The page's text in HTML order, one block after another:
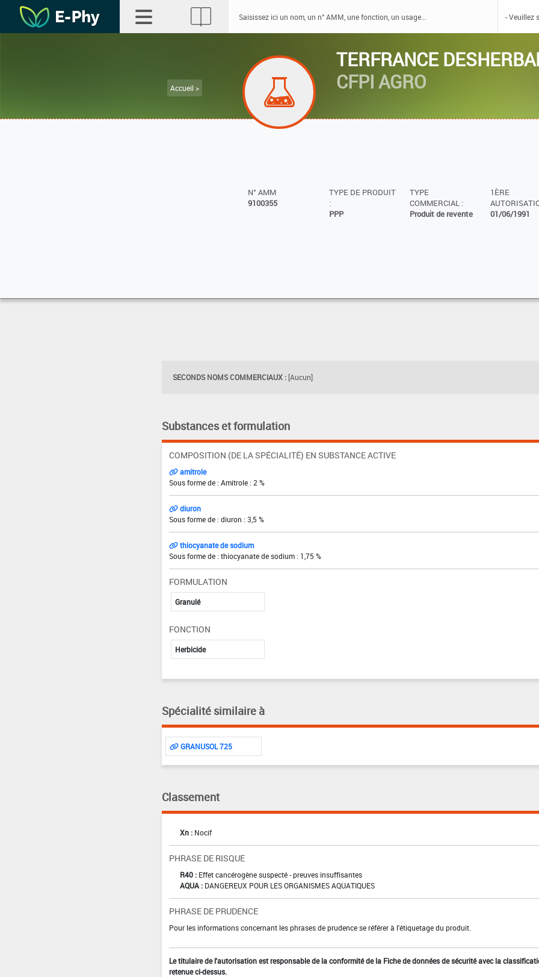
Accueil >
TERFRANCE
CFPI AGRO
N° AMM
9100355
TYPE DE PRODUIT
:
PPP
TYPE
COMMERCIAL :
Produit de revente
1ÈRE
01/06/1991
SECONDS NOMS COMMERCIAUX : [Aucun]
Substances et formulation
COMPOSITION (DE LA SPÉCIALITÉ) EN SUBSTANCE ACTIVE
amitrole
Sous forme de : Amitrole : 2 %
diuron
Sous forme de : diuron : 3,5 %
thiocyanate de sodium
Sous forme de : thiocyanate de sodium : 1,75 %
FORMULATION
Granulé
FONCTION
Herbicide
Spécialité similaire à
GRANUSOL 725
Classement
Xn : Nocif
PHRASE DE RISQUE
R40 : Effet cancérogène suspecté - preuves insuffisantes
AQUA : DANGEREUX POUR LES ORGANISMES AQUATIQUES
PHRASE DE PRUDENCE
Pour les informations concernant les phrases de prudence se référer à l'étiquetage du produit.
Le titulaire de l'autorisation est responsable de la conformité de la Fiche de données de sécurité avec la
retenue ci-dessus.